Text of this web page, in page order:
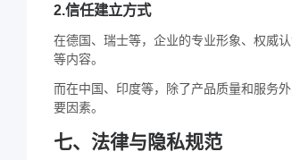
2.信任建立方式
在德国、瑞士等，企业的专业形象、权威
等内容。
而在中国、印度等，除了产品质量和服务
要因素。
七、法律与隐私规范